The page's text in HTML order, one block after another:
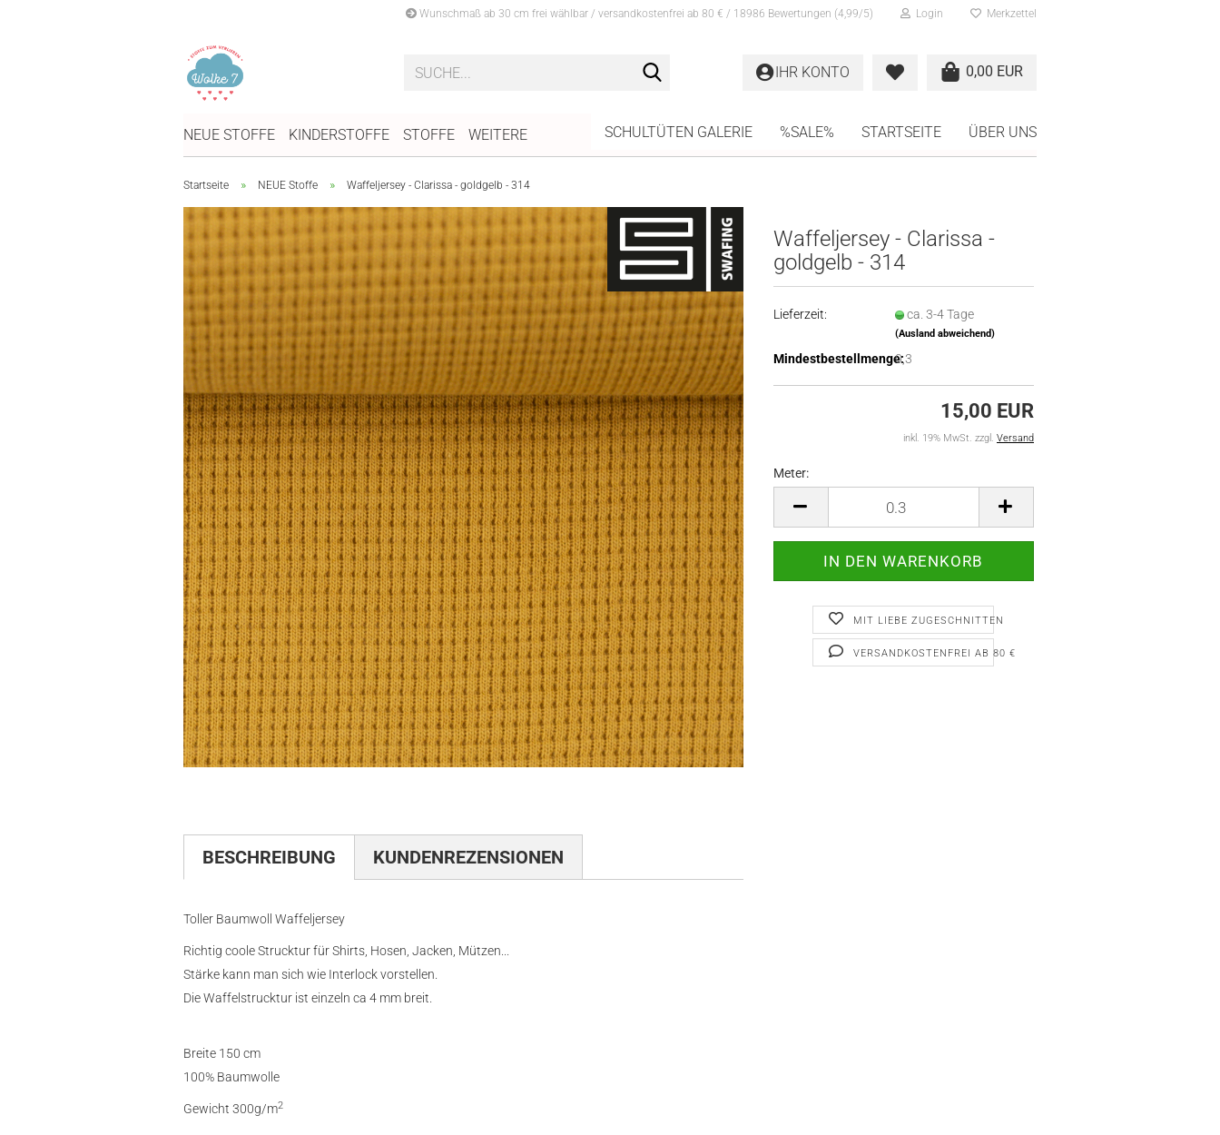
Wunschmaß ab 30 cm frei wählbar / versandkostenfrei ab 80 € / 18986 Bewertungen (4,99/5) Login Merkzettel
0,00 EUR
IHR KONTO
NEUE STOFFE KINDERSTOFFE STOFFE SCHULTÜTEN GALERIE %SALE% STARTSEITE ÜBER UNS
WEITERE
Startseite » NEUE Stoffe » Waffeljersey - Clarissa - goldgelb - 314
Waffeljersey - Clarissa -
goldgelb - 314
Lieferzeit: ca. 3-4 Tage
(Ausland abweichend)
Mindestbestellmenge:0,3
15,00 EUR
inkl. 19% MwSt. zzgl. Versand
Meter:
Meter
MIT LIEBE ZUGESCHNITTEN
VERSANDKOSTENFREI AB 80 €
BESCHREIBUNG KUNDENREZENSIONEN
Toller Baumwoll Waffeljersey
Richtig coole Strucktur für Shirts, Hosen, Jacken, Mützen...
Stärke kann man sich wie Interlock vorstellen.
Die Waffelstrucktur ist einzeln ca 4 mm breit.
Breite 150 cm
100% Baumwolle
Gewicht 300g/m2